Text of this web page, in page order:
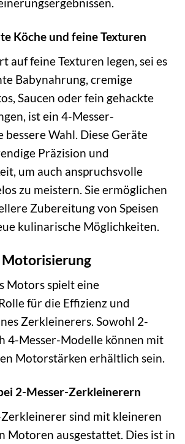
Köche und feine Texturen
auf feine Texturen legen, sei es
Babynahrung, cremige
Saucen oder fein gehackte
ist ein 4-Messer-
Wahl. Diese Geräte
Präzision und
um auch anspruchsvolle
zu meistern. Sie ermöglichen
Zubereitung von Speisen
kulinarische Möglichkeiten.
Motorisierung
Motors spielt eine
für die Effizienz und
Zerkleinerers. Sowohl 2-
4-Messer-Modelle können mit
Motorstärken erhältlich sein.
2-Messer-Zerkleinerern
sind mit kleineren
Motoren ausgestattet. Dies ist in